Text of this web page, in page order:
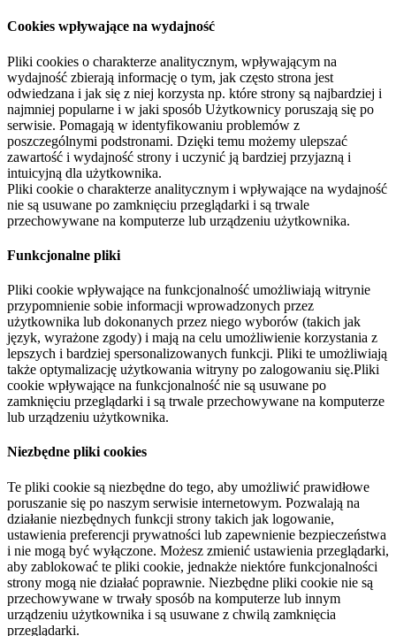
Cookies wpływające na wydajność
Pliki cookies o charakterze analitycznym, wpływającym na
wydajność zbierają informację o tym, jak często strona jest
odwiedzana i jak się z niej korzysta np. które strony są najbardziej i
najmniej popularne i w jaki sposób Użytkownicy poruszają się po
serwisie. Pomagają w identyfikowaniu problemów z
poszczególnymi podstronami. Dzięki temu możemy ulepszać
zawartość i wydajność strony i uczynić ją bardziej przyjazną i
intuicyjną dla użytkownika.
Pliki cookie o charakterze analitycznym i wpływające na wydajność
nie są usuwane po zamknięciu przeglądarki i są trwale
przechowywane na komputerze lub urządzeniu użytkownika.
Funkcjonalne pliki
Pliki cookie wpływające na funkcjonalność umożliwiają witrynie
przypomnienie sobie informacji wprowadzonych przez
użytkownika lub dokonanych przez niego wyborów (takich jak
język, wyrażone zgody) i mają na celu umożliwienie korzystania z
lepszych i bardziej spersonalizowanych funkcji. Pliki te umożliwiają
także optymalizację użytkowania witryny po zalogowaniu się.Pliki
cookie wpływające na funkcjonalność nie są usuwane po
zamknięciu przeglądarki i są trwale przechowywane na komputerze
lub urządzeniu użytkownika.
Niezbędne pliki cookies
Te pliki cookie są niezbędne do tego, aby umożliwić prawidłowe
poruszanie się po naszym serwisie internetowym. Pozwalają na
działanie niezbędnych funkcji strony takich jak logowanie,
ustawienia preferencji prywatności lub zapewnienie bezpieczeństwa
i nie mogą być wyłączone. Możesz zmienić ustawienia przeglądarki,
aby zablokować te pliki cookie, jednakże niektóre funkcjonalności
strony mogą nie działać poprawnie. Niezbędne pliki cookie nie są
przechowywane w trwały sposób na komputerze lub innym
urządzeniu użytkownika i są usuwane z chwilą zamknięcia
przeglądarki.